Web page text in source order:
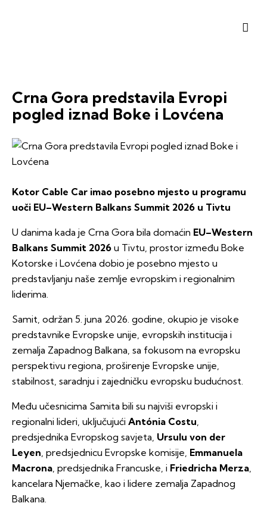
Crna Gora predstavila Evropi
pogled iznad Boke i Lovćena
Kotor Cable Car imao posebno mjesto u programu
uoči EU–Western Balkans Summit 2026 u Tivtu
U danima kada je Crna Gora bila domaćin EU–Western
Balkans Summit 2026 u Tivtu, prostor između Boke
Kotorske i Lovćena dobio je posebno mjesto u
predstavljanju naše zemlje evropskim i regionalnim
liderima.
Samit, održan 5. juna 2026. godine, okupio je visoke
predstavnike Evropske unije, evropskih institucija i
zemalja Zapadnog Balkana, sa fokusom na evropsku
perspektivu regiona, proširenje Evropske unije,
stabilnost, saradnju i zajedničku evropsku budućnost.
Među učesnicima Samita bili su najviši evropski i
regionalni lideri, uključujući Antónia Costu
predsjednika Evropskog savjeta, Ursulu von der
Leyen , predsjednicu Evropske komisije, Emmanuela
Macrona , predsjednika Francuske, i Friedricha Merza
kancelara Njemačke, kao i lidere zemalja Zapadnog
Balkana.